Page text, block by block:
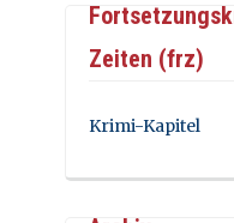
Zeiten (frz)
Krimi-Kapitel